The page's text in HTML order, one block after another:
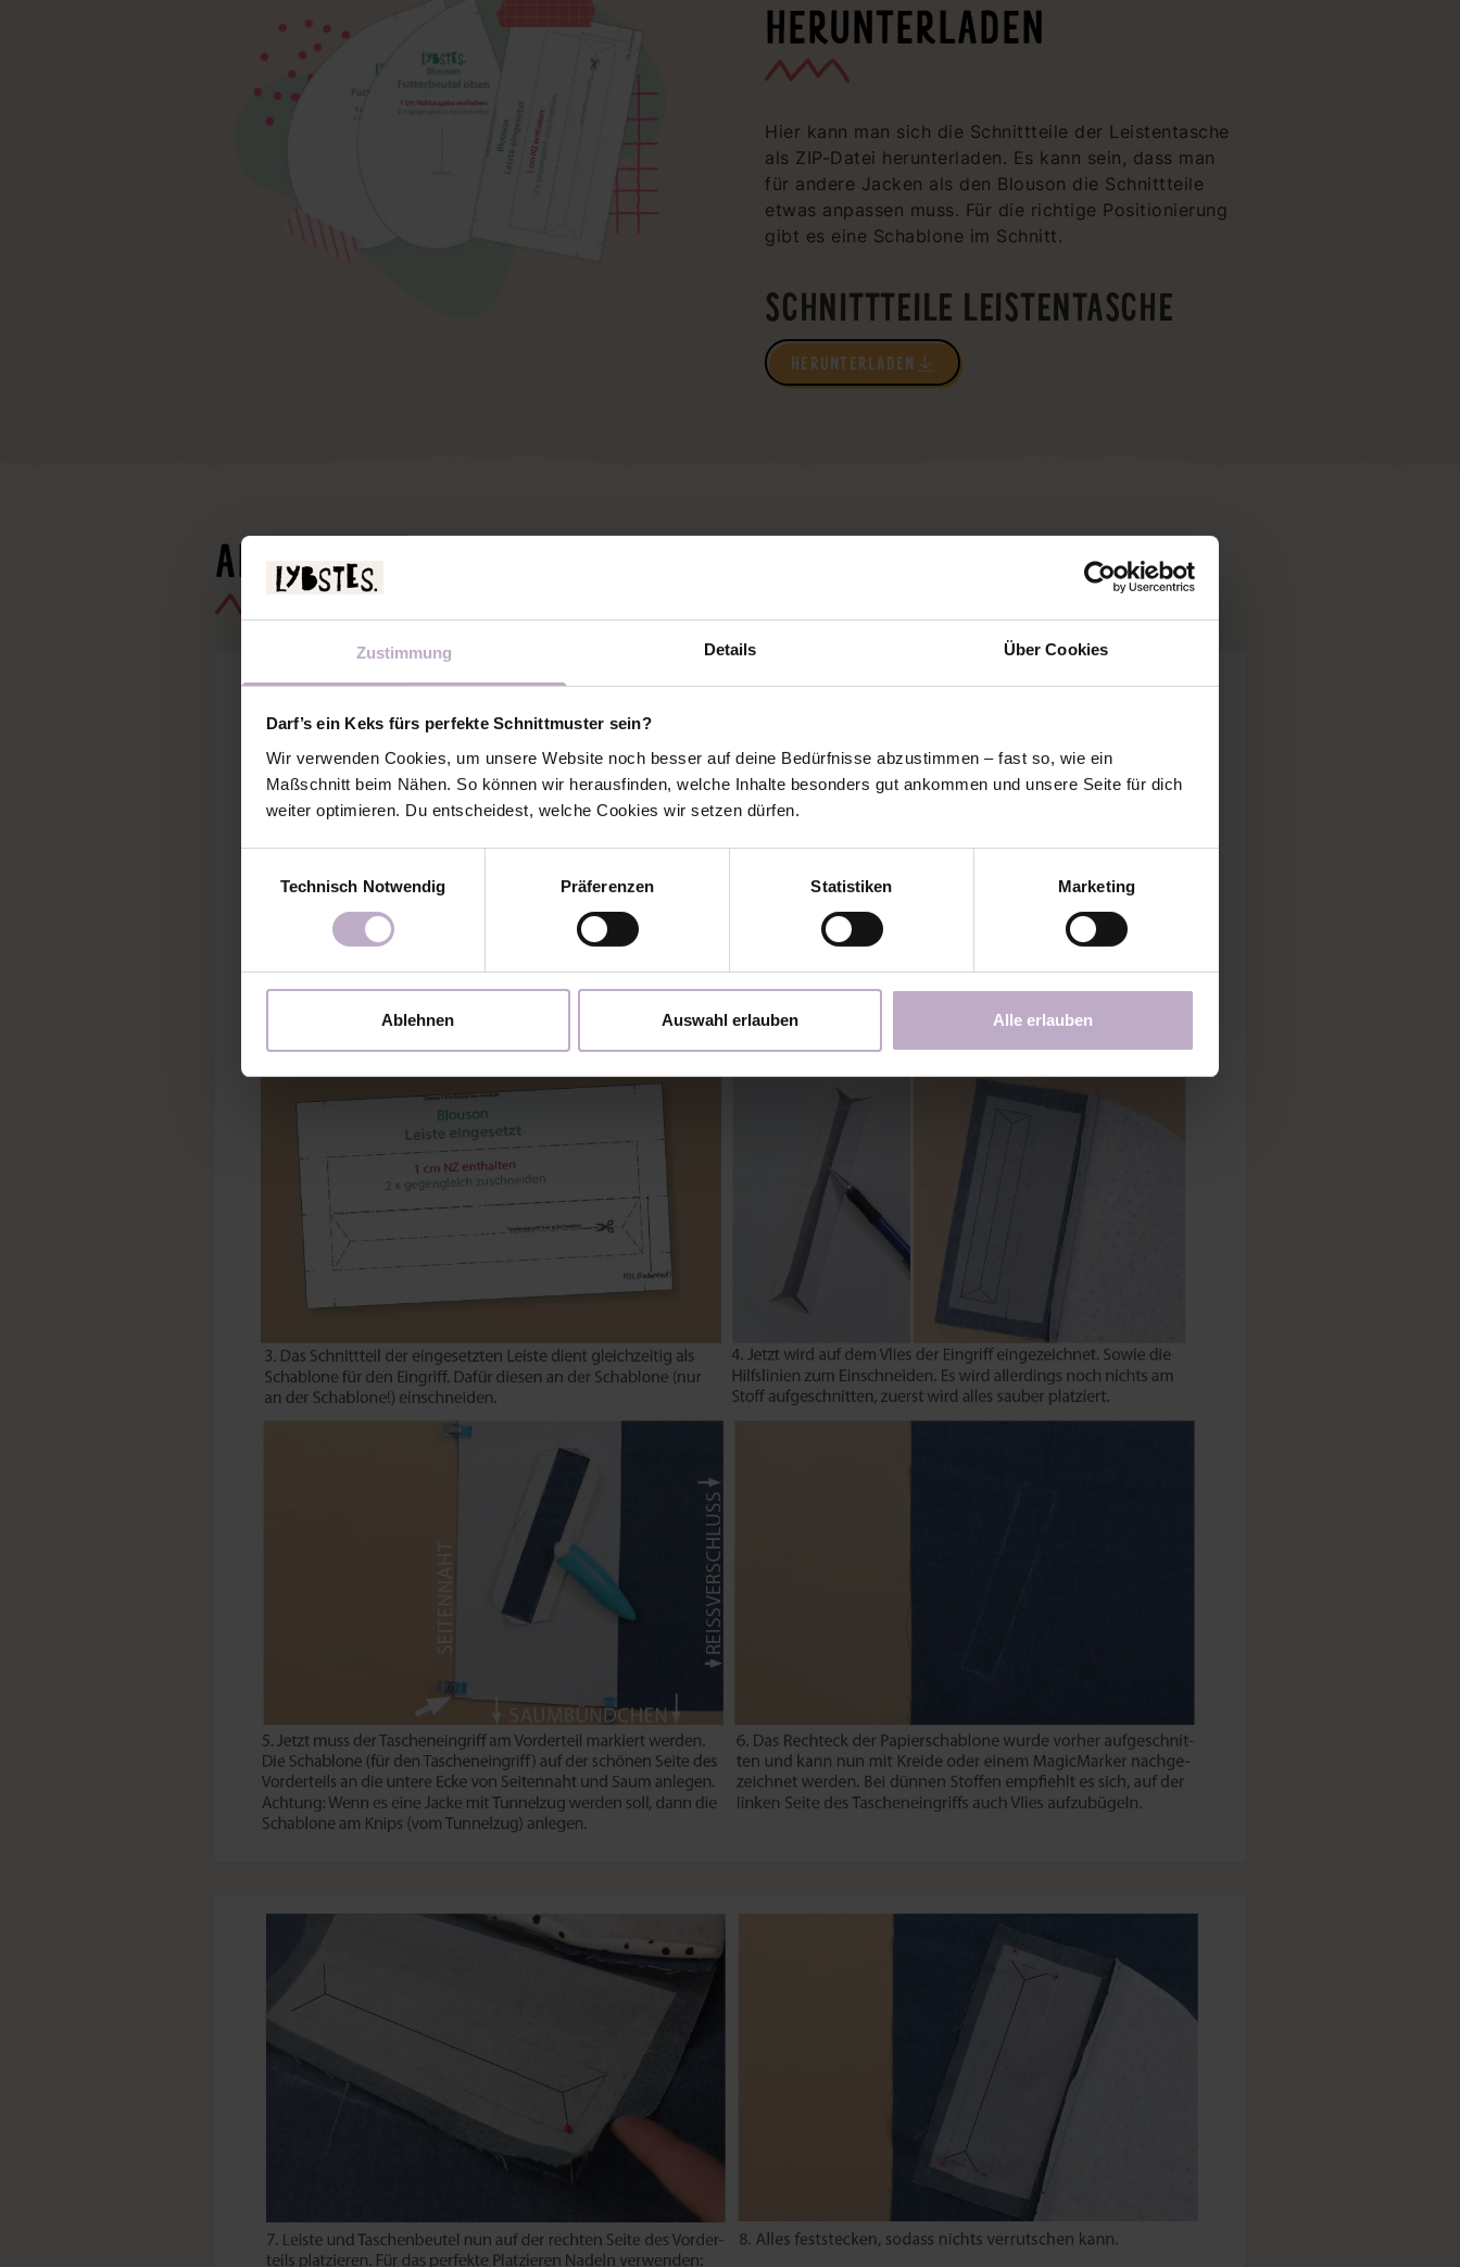
Zustimmung Details Über Cookies
Darf’s ein Keks fürs perfekte Schnittmuster sein?
Wir verwenden Cookies, um unsere Website noch besser auf deine Bedürfnisse abzustimmen – fast so, wie ein
Maßschnitt beim Nähen. So können wir herausfinden, welche Inhalte besonders gut ankommen und unsere Seite für dich
weiter optimieren. Du entscheidest, welche Cookies wir setzen dürfen.
Technisch Notwendig
Präferenzen Statistiken Marketing
Ablehnen Auswahl erlauben Alle erlauben
HERUNTERLADEN
Hier kann man sich die Schnittteile der Leistentasche
als ZIP-Datei herunterladen. Es kann sein, dass man
für andere Jacken als den Blouson die Schnittteile
etwas anpassen muss. Für die richtige Positionierung
gibt es eine Schablone im Schnitt.
SCHNITTTEILE LEISTENTASCHE
HERUNTERLADEN
ANLEITUNG: DIE AUFGESETZTE LEISTENTASCHE